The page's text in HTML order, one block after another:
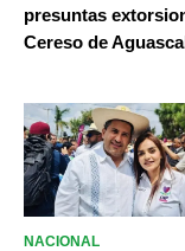
presuntas
Cereso de
NACIONAL